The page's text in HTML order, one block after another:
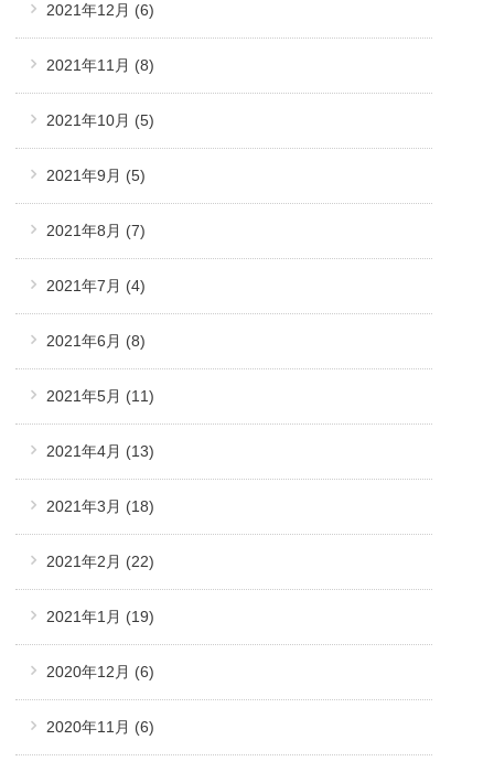
2021年12月 (6)
2021年11月 (8)
2021年10月 (5)
2021年9月 (5)
2021年8月 (7)
2021年7月 (4)
2021年6月 (8)
2021年5月 (11)
2021年4月 (13)
2021年3月 (18)
2021年2月 (22)
2021年1月 (19)
2020年12月 (6)
2020年11月 (6)